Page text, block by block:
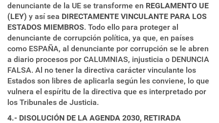
denunciante de la UE se transforme en REGLAMENTO UE
(LEY) y así sea DIRECTAMENTE VINCULANTE PARA LOS
ESTADOS MIEMBROS. Todo ello para proteger al
denunciante de corrupción política, ya que, en países
como ESPAÑA, al denunciante por corrupción se le abren
a diario procesos por CALUMNIAS, injusticia o DENUNCIA
FALSA. Al no tener la directiva carácter vinculante los
Estados son libres de aplicarla según les conviene, lo que
vulnera el espíritu de la directiva que es interpretado por
los Tribunales de Justicia.
4.- DISOLUCIÓN DE LA AGENDA 2030, RETIRADA